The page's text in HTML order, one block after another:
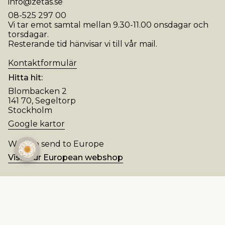
info@zetas.se
08-525 297 00
Vi tar emot samtal mellan 9.30-11.00 onsdagar och
torsdagar.
Resterande tid hänvisar vi till vår mail.
Kontaktformulär
Hitta hit:
Blombacken 2
141 70, Segeltorp
Stockholm
Google kartor
We also send to Europe
Visit our European webshop